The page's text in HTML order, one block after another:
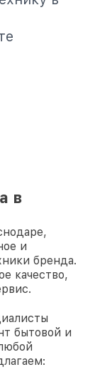
в
и
бренда.
качество,
бытовой и